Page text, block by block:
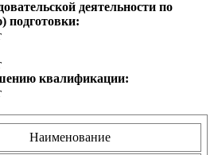
деятельности по
подготовки:
квалификации:
Наименование